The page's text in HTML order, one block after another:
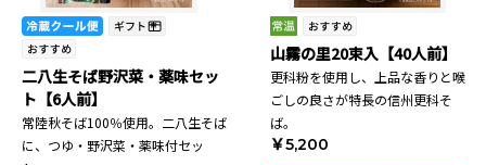
二八生そば野沢菜・薬味セッ
ト【6人前】
常陸秋そば100％使用。二八生そば
に、つゆ・野沢菜・薬味付セッ
山霧の里20束入【40人前】
更科粉を使用し、上品な香りと喉
ごしの良さが特長の信州更科そ
ば。
￥5,200